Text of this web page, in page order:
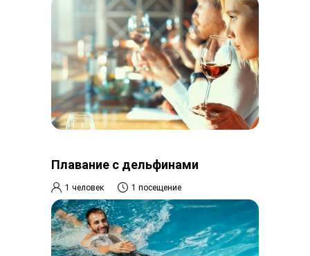
Плавание с дельфинами
1 человек 1 посещение